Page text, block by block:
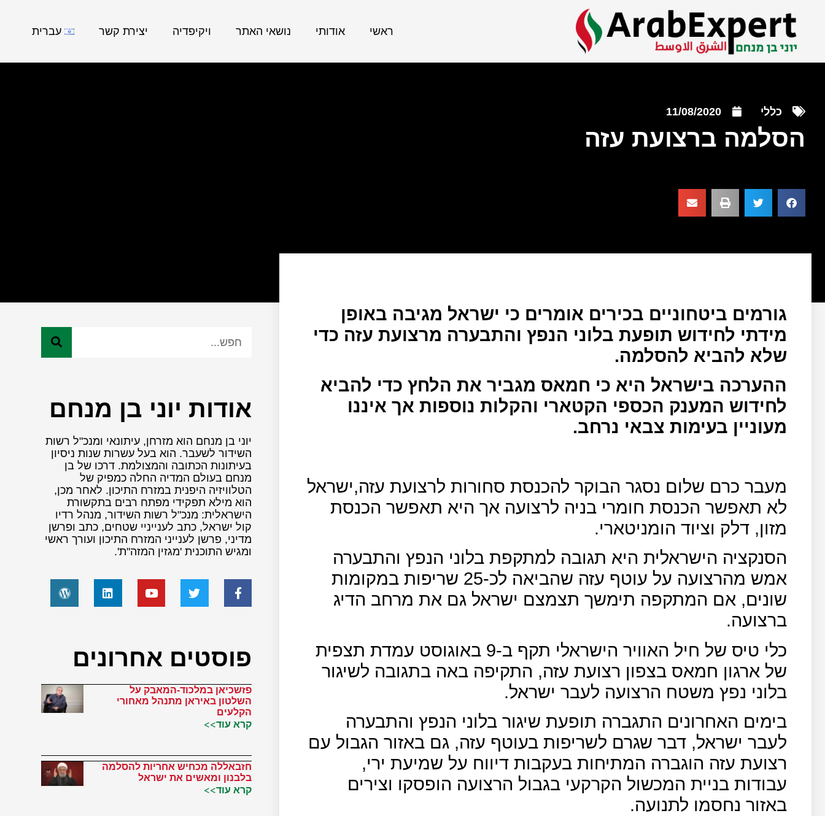
ראשי אודותי נושאי האתר ויקיפדיה יצירת קשר עברית
כללי 11/08/2020
הסלמה ברצועת עזה
גורמים ביטחוניים בכירים אומרים כי ישראל מגיבה באופן
מידתי לחידוש תופעת בלוני הנפץ והתבערה מרצועת עזה כדי
שלא להביא להסלמה.
ההערכה בישראל היא כי חמאס מגביר את הלחץ כדי להביא
לחידוש המענק הכספי הקטארי והקלות נוספות אך איננו
מעוניין בעימות צבאי נרחב.
מעבר כרם שלום נסגר הבוקר להכנסת סחורות לרצועת עזה,ישראל
לא תאפשר הכנסת חומרי בניה לרצועה אך היא תאפשר הכנסת
מזון, דלק וציוד הומניטארי.
הסנקציה הישראלית היא תגובה למתקפת בלוני הנפץ והתבערה
אמש מהרצועה על עוטף עזה שהביאה לכ-25 שריפות במקומות
שונים, אם המתקפה תימשך תצמצם ישראל גם את מרחב הדיג
ברצועה.
כלי טיס של חיל האוויר הישראלי תקף ב-9 באוגוסט עמדת תצפית
של ארגון חמאס בצפון רצועת עזה, התקיפה באה בתגובה לשיגור
בלוני נפץ משטח הרצועה לעבר ישראל.
בימים האחרונים התגברה תופעת שיגור בלוני הנפץ והתבערה
לעבר ישראל, דבר שגרם לשריפות בעוטף עזה, גם באזור הגבול עם
רצועת עזה הוגברה המתיחות בעקבות דיווח על שמיעת ירי,
עבודות בניית המכשול הקרקעי בגבול הרצועה הופסקו וצירים
באזור נחסמו לתנועה.
אודות יוני בן מנחם
יוני בן מנחם הוא מזרחן, עיתונאי ומנכ"ל רשות
השידור לשעבר. הוא בעל עשרות שנות ניסיון
בעיתונות הכתובה והמצולמת. דרכו של בן
מנחם בעולם המדיה החלה כמפיק של
הטלוויזיה היפנית במזרח התיכון. לאחר מכן,
הוא מילא תפקידי מפתח רבים בתקשורת
הישראלית: מנכ"ל רשות השידור, מנהל רדיו
קול ישראל, כתב לענייניי שטחים, כתב ופרשן
מדיני, פרשן לענייני המזרח התיכון ועורך ראשי
ומגיש התוכנית 'מגזין המזה"ת'.
פוסטים אחרונים
פזשכיאן במלכוד-המאבק על
השלטון באיראן מתנהל מאחורי
הקלעים
קרא עוד>>
חזבאללה מכחיש אחריות להסלמה
בלבנון ומאשים את ישראל
קרא עוד>>